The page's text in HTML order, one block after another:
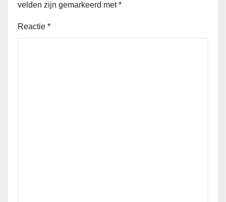
velden zijn gemarkeerd met*
Reactie *